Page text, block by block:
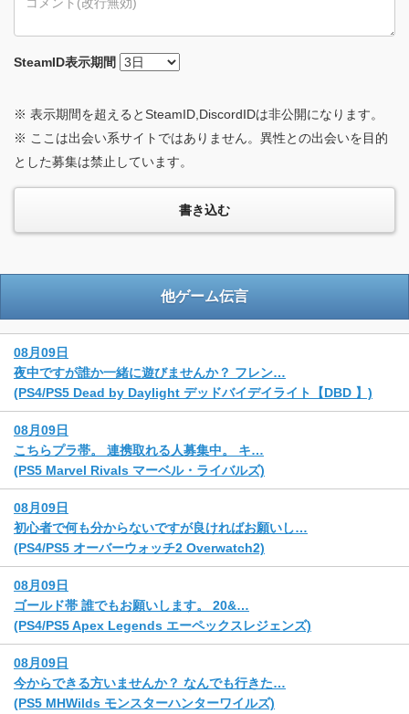
SteamID表示期間
※ 表示期間を超えるとSteamID,DiscordIDは非公開になります。
※ ここは出会い系サイトではありません。異性との出会いを目的
とした募集は禁止しています。
他ゲーム伝言
08月09日
夜中ですが誰か一緒に遊びませんか？ フレン…
(PS4/PS5 Dead by Daylight デッドバイデイライト【DBD 】)
08月09日
こちらプラ帯。 連携取れる人募集中。 キ…
(PS5 Marvel Rivals マーベル・ライバルズ)
08月09日
初心者で何も分からないですが良ければお願いし…
(PS4/PS5 オーバーウォッチ2 Overwatch2)
08月09日
ゴールド帯 誰でもお願いします。 20&…
(PS4/PS5 Apex Legends エーペックスレジェンズ)
08月09日
今からできる方いませんか？ なんでも行きた…
(PS5 MHWilds モンスターハンターワイルズ)